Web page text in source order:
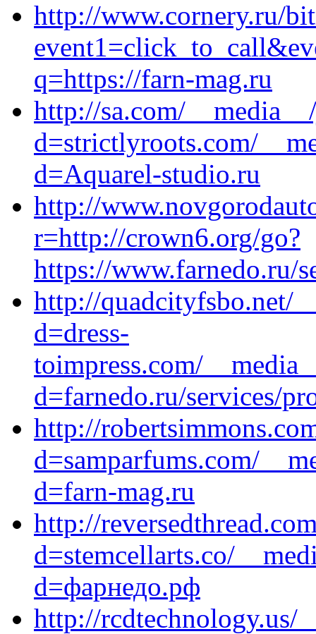
http://www.cornery.ru/
q=https://farn-mag.ru
http://sa.com/
d=strictlyroots.com/
d=Aquarel-studio.ru
http://
r=http://crown6.org/go?
https://www.farnedo.ru/
http://quadcityfsbo.net/
d=dress-
toimpress.com/
d=farnedo.ru/services/
http://
d=samparfums.com/
d=farn-mag.ru
http://
d=stemcellarts.co/
d=фарнедо.рф
http://rcdtechnology.us/